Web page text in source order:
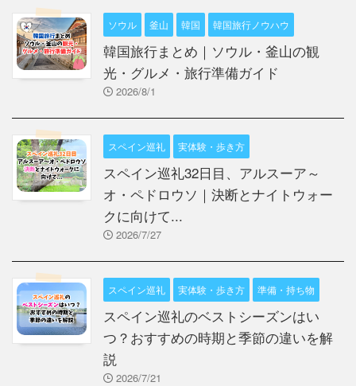
ソウル 釜山 韓国 韓国旅行ノウハウ
韓国旅行まとめ｜ソウル・釜山の観
光・グルメ・旅行準備ガイド
2026/8/1
スペイン巡礼 実体験・歩き方
スペイン巡礼32日目、アルスーア～
オ・ペドロウソ｜決断とナイトウォー
クに向けて...
2026/7/27
スペイン巡礼 実体験・歩き方 準備・持ち物
スペイン巡礼のベストシーズンはい
つ？おすすめの時期と季節の違いを解
説
2026/7/21